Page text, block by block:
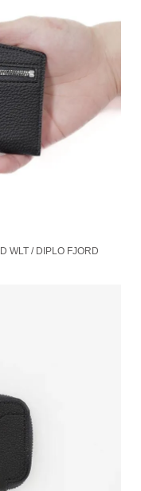
WLT / DIPLO FJORD